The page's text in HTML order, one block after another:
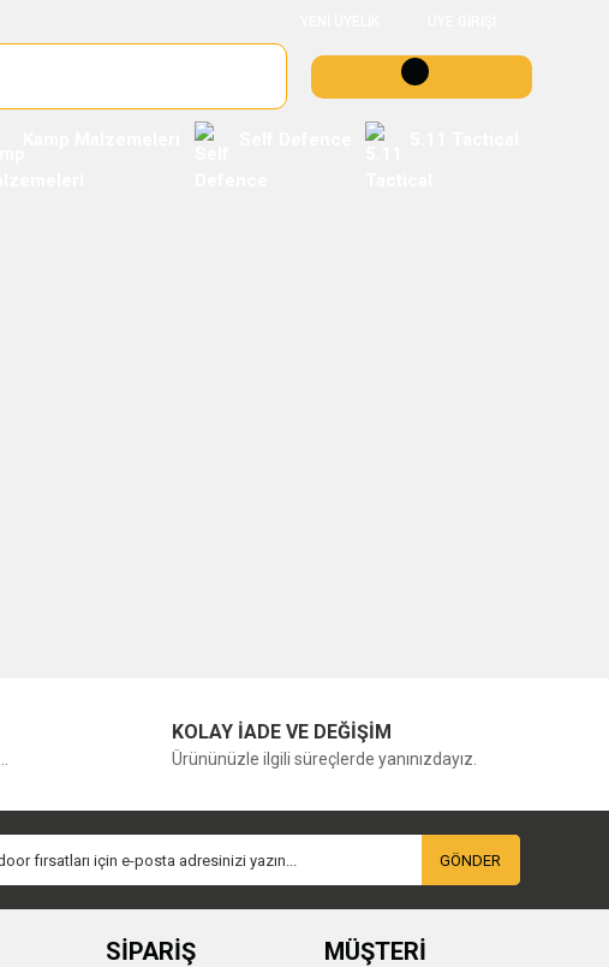
KOLAY İADE VE DEĞİŞİM
Ürününüzle ilgili süreçlerde yanınızdayız.
GÖNDER
SİPARİŞ
MÜŞTERİ